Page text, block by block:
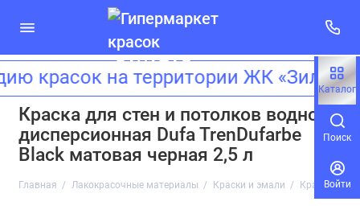
Каталог
Поиск
Войти
красок на территории ЖК
Краска для стен и потолков водно-
дисперсионная Dufa TrenDufarbe
Black матовая черная 2,5 л
Главная Лакокрасочные материалы Краски и эмали Краска для